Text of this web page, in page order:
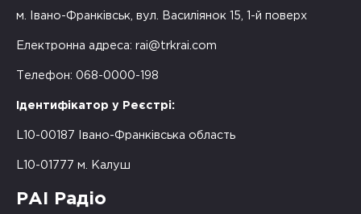
м. Івано-Франківськ, вул. Василіянок 15, 1-й поверх
Електронна адреса: rai@trkrai.com
Телефон: 068-0000-198
Ідентифікатор у Реєстрі:
L10-00187 Івано-Франківська область
L10-01777 м. Калуш
РАІ Радіо